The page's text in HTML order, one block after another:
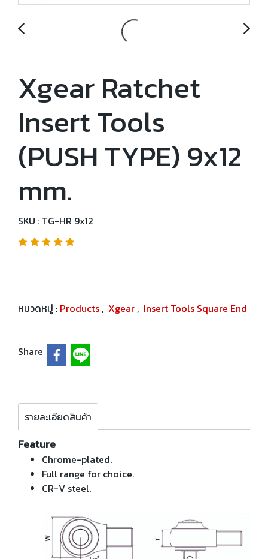
Xgear Ratchet
Insert Tools
(PUSH TYPE) 9x12
mm.
SKU : TG-HR 9x12
หมวดหมู่ : Products , Xgear , Insert Tools Square End
Share
รายละเอียดสินค้า
Feature
Chrome-plated.
Full range for choice.
CR-V steel.